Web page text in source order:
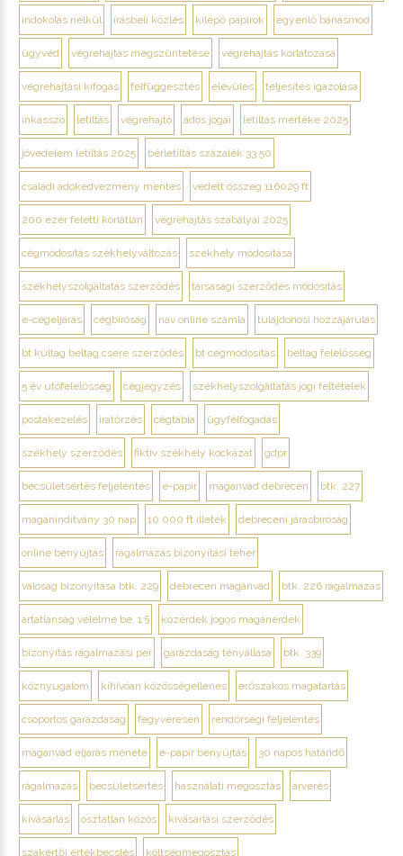
indokolás nélkül írásbeli közlés kilépő papírok egyenlő bánásmód
ügyvéd végrehajtás megszüntetése végrehajtás korlátozása
végrehajtási kifogás felfüggesztés elévülés teljesítés igazolása
inkasszó letiltás végrehajtó adós jogai letiltás mértéke 2025
jövedelem letiltás 2025 bérletiltás százalék 33 50
családi adókedvezmény mentes védett összeg 116029 ft
200 ezer feletti korlátlan végrehajtás szabályai 2025
cégmódosítás székhelyváltozás székhely módosítása
székhelyszolgáltatás szerződés társasági szerződés módosítás
e-cégeljárás cégbíróság nav online számla tulajdonosi hozzájárulás
bt kültag beltag csere szerződés bt cégmódosítás beltag felelősség
5 év utófelelősség cégjegyzés székhelyszolgáltatás jogi feltételek
postakezelés iratőrzés cégtábla ügyfélfogadás
székhely szerződés fiktív székhely kockázat gdpr
becsületsértés feljelentés e-papír magánvád debrecen btk. 227
magánindítvány 30 nap 10 000 ft illeték debreceni járásbíróság
online benyújtás rágalmazás bizonyítási teher
valóság bizonyítása btk. 229 debrecen magánvád btk. 226 rágalmazás
ártatlanság vélelme be. 1 § közérdek jogos magánérdek
bizonyítás rágalmazási per garázdaság tényállása btk. 339
köznyugalom kihívóan közösségellenes erőszakos magatartás
csoportos garázdaság fegyveresen rendőrségi feljelentés
magánvád eljárás menete e-papír benyújtás 30 napos határidő
rágalmazás becsületsértés használati megosztás árverés
kivásárlás osztatlan közös kivásárlási szerződés
szakértői értékbecslés költségmegosztás